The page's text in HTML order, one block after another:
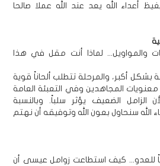
أعداء الله يعد عند الله عملا صالحا
والمواويل... لماذا أنت مقل في هذا
بشكل أكبر، والمرحلة تتطلب ألحاناً قوية
المجاهدين وفي التعبئة العامة
الزامل الضعيف يؤثر سلباً. وبالنسبة
الله سنحاول بعون الله وتوفيقه أن نهتم
للعدو... كيف استطاعت زوامل عيسى أن